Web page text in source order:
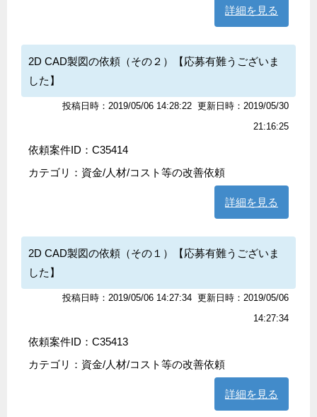
詳細を見る
2D CAD製図の依頼（その２）【応募有難うございま
した】
投稿日時：2019/05/06 14:28:22 更新日時：2019/05/30
21:16:25
依頼案件ID：C35414
カテゴリ： 資金/人材/コスト等の改善依頼
詳細を見る
2D CAD製図の依頼（その１）【応募有難うございま
した】
投稿日時：2019/05/06 14:27:34 更新日時：2019/05/06
14:27:34
依頼案件ID：C35413
カテゴリ： 資金/人材/コスト等の改善依頼
詳細を見る